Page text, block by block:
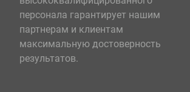
персонала гарантирует нашим
партнерам и клиентам
максимальную достоверность
результатов.